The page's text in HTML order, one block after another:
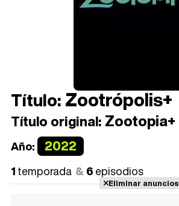
Título:Zootrópolis+
Título original: Zootopia+
Año: 2022
1temporada 6episodios
Eliminar anuncios